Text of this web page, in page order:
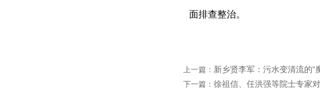
面排查整治。
上一篇： 新乡贤李军：污水变清流的“
下一篇： 徐祖信、任洪强等院士专家